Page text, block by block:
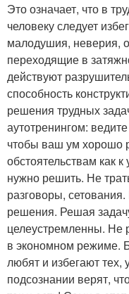
Это означает, что в
человеку следует
малодушия, неверия,
переходящие в
действуют
способность
решения трудных
аутотренингом:
чтобы ваш ум хорошо
обстоятельствам как
нужно решить. Не
разговоры,
решения. Решая
целеустремленны. Не
в экономном режиме.
любят и избегают тех,
подсознании верят,